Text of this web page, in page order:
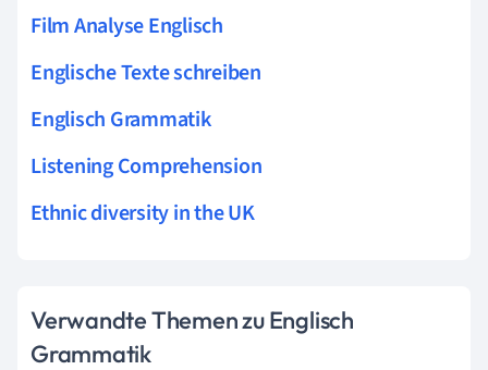
Film Analyse Englisch
Englische Texte schreiben
Englisch Grammatik
Listening Comprehension
Ethnic diversity in the UK
Verwandte Themen zu Englisch
Grammatik